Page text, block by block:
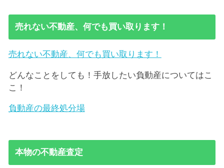
売れない不動産、何でも買い取ります！
売れない不動産、何でも買い取ります！
どんなことをしても！手放したい負動産についてはこ
こ！
負動産の最終処分場
本物の不動産査定